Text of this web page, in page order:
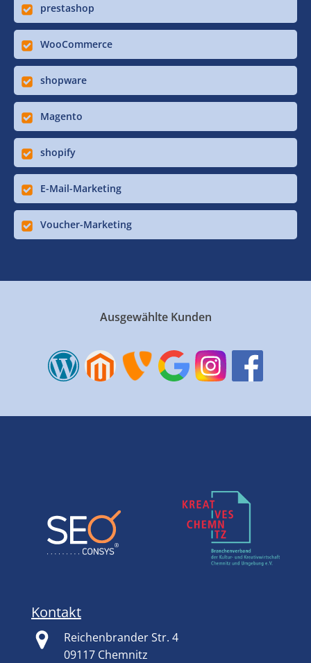
prestashop
WooCommerce
shopware
Magento
shopify
E-Mail-Marketing
Voucher-Marketing
Ausgewählte Kunden
Kontakt
Reichenbrander Str. 4
09117 Chemnitz